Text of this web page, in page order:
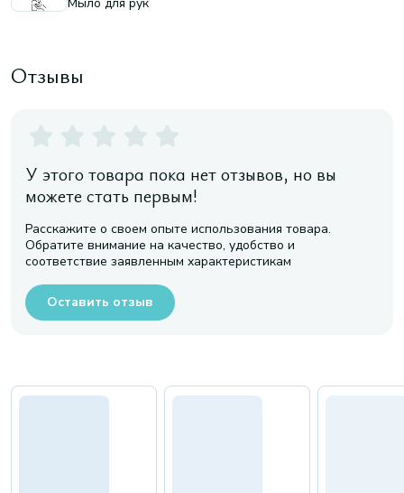
Отзывы
У этого товара пока нет отзывов, но вы
можете стать первым!
Расскажите о своем опыте использования товара.
Обратите внимание на качество, удобство и
соответствие заявленным характеристикам
Оставить отзыв